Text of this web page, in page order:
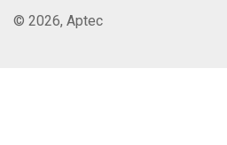
© 2026, Aptec